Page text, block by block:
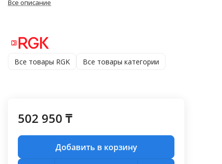
Все описание
Все товары RGK Все товары категории
502 950 ₸
Добавить в корзину